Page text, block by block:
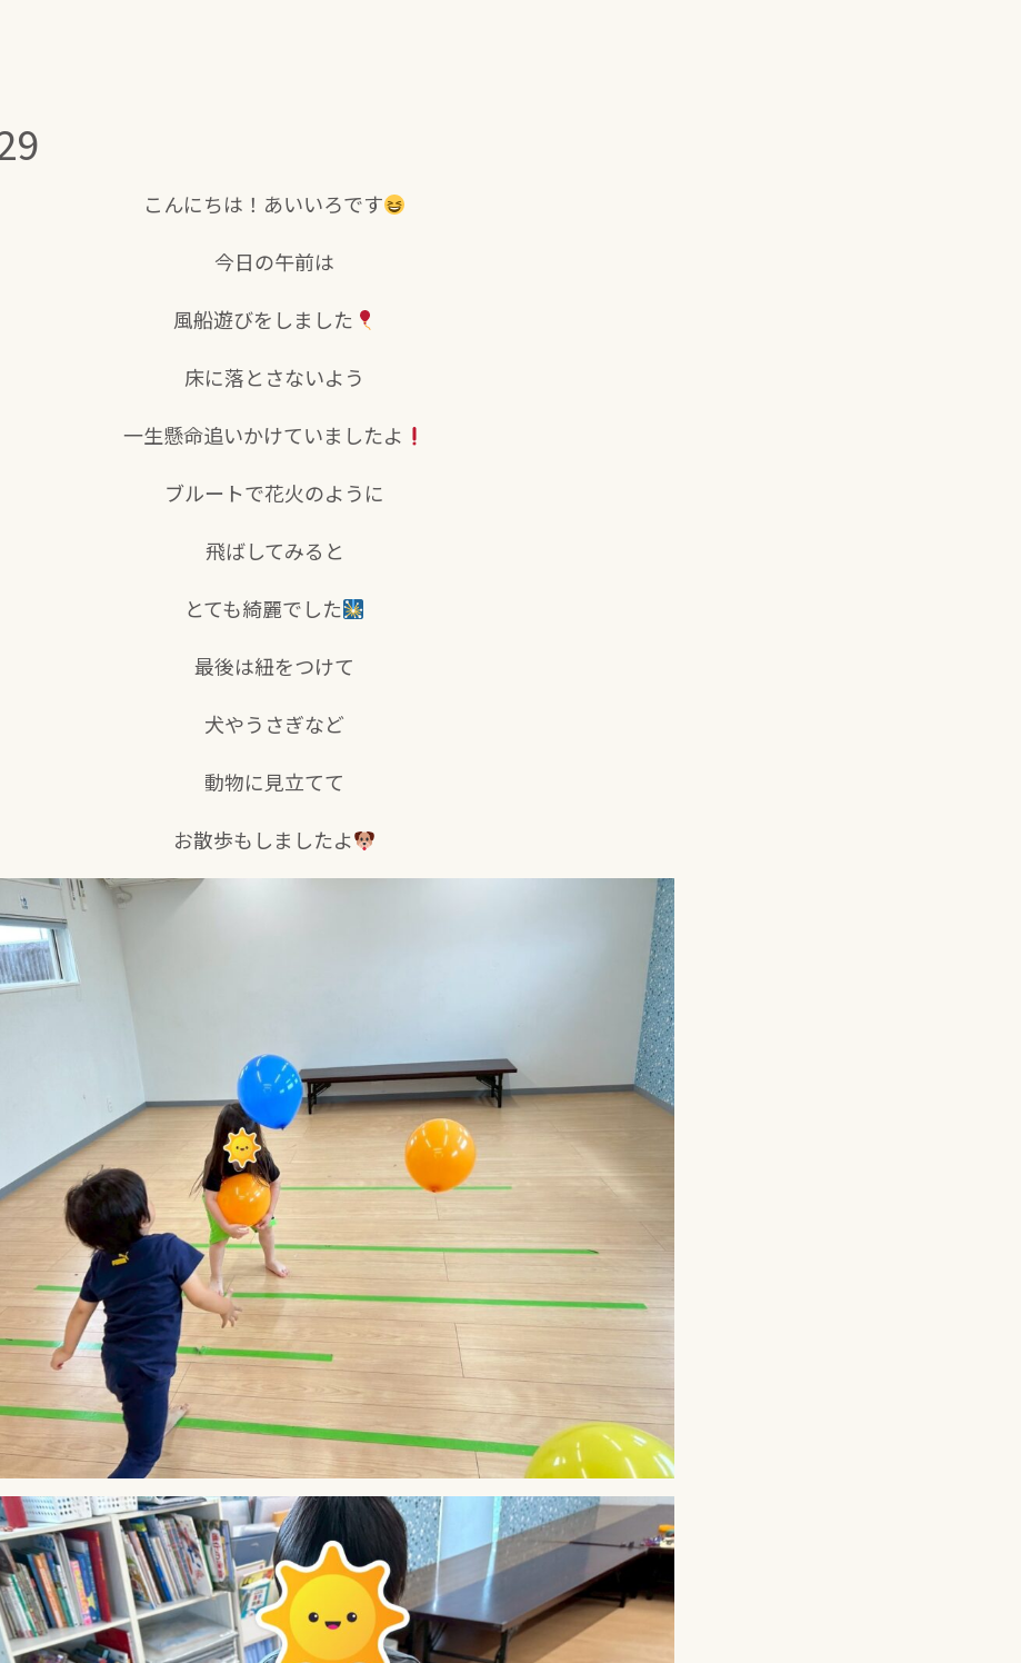
こんにちは！あいいろです
今日の午前は
風船遊びをしました
床に落とさないよう
一生懸命追いかけていましたよ
ブルートで花火のように
飛ばしてみると
とても綺麗でした
最後は紐をつけて
犬やうさぎなど
動物に見立てて
お散歩もしましたよ